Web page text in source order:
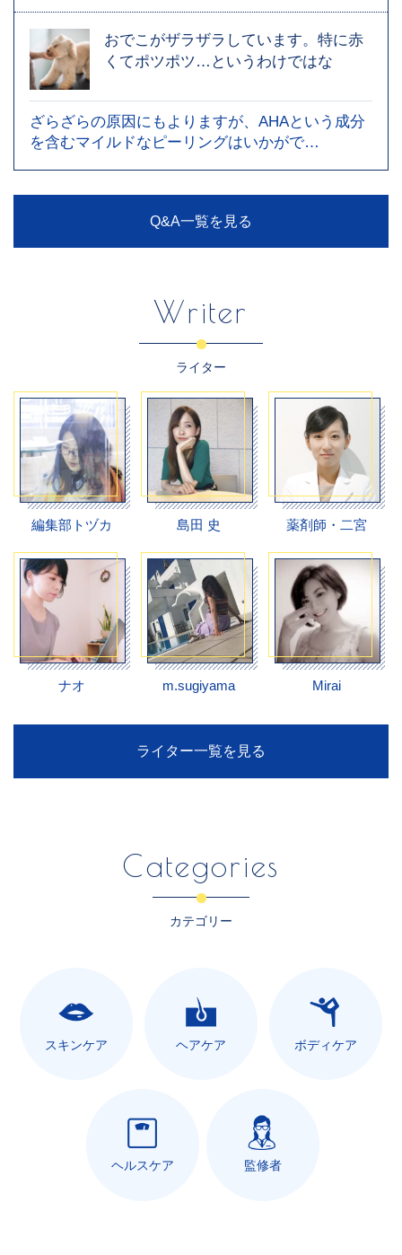
おでこがザラザラしています。特に赤
くてポツポツ…というわけではな
ざらざらの原因にもよりますが、AHAという成分
を含むマイルドなピーリングはいかがで…
Q&A一覧を見る
Writer
ライター
編集部トヅカ 島田 史 薬剤師・二宮
ナオ m.sugiyama Mirai
ライター一覧を見る
Categories
カテゴリー
スキンケア ヘアケア ボディケア
ヘルスケア 監修者